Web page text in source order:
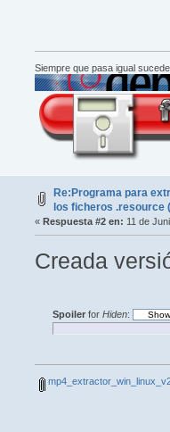
Siempre que pasa igual
Re:Programa para
los ficheros .resource
« Respuesta #2 en: 11 de
Creada
Spoilerfor Hiden: